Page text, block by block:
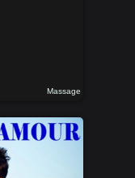
Massage